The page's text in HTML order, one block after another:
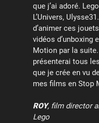
que j’ai adoré.
L’Univers,
d’animer ces
vidéos d’unboxing
Motion par la
présenterai tous
que je crée en vu
mes films en Stop
ROY, film director
Lego